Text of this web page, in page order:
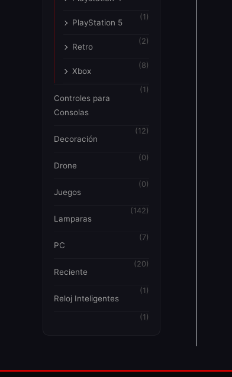
(1)
PlayStation 5
(2)
Retro
(8)
Xbox
(1)
Controles para
Consolas
(12)
Decoración
(0)
Drone
(0)
Juegos
(142)
Lamparas
(7)
PC
(20)
Reciente
(1)
Reloj Inteligentes
(1)